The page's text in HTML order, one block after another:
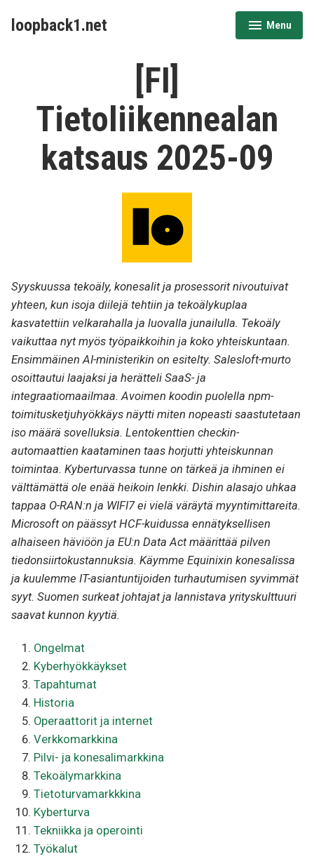
loopback1.net Menu
expanded
collapsed
[FI]
Tietoliikennealan
katsaus 2025-09
Syyskuussa tekoäly, konesalit ja prosessorit nivoutuivat
yhteen, kun isoja diilejä tehtiin ja tekoälykuplaa
kasvatettiin velkarahalla ja luovalla junailulla. Tekoäly
vaikuttaa nyt myös työpaikkoihin ja koko yhteiskuntaan.
Ensimmäinen AI-ministerikin on esitelty. Salesloft-murto
osoittautui laajaksi ja herätteli SaaS- ja
integraatiomaailmaa. Avoimen koodin puolella npm-
toimitusketjuhyökkäys näytti miten nopeasti saastutetaan
iso määrä sovelluksia. Lentokenttien checkin-
automaattien kaataminen taas horjutti yhteiskunnan
toimintaa. Kyberturvassa tunne on tärkeä ja ihminen ei
välttämättä ole enää heikoin lenkki. Dishin alasajo uhkaa
tappaa O-RAN:n ja WIFI7 ei vielä väräytä myyntimittareita.
Microsoft on päässyt HCF-kuidussa ennätyksellisen
alhaiseen häviöön ja EU:n Data Act määrittää pilven
tiedonsiirtokustannuksia. Käymme Equinixin konesalissa
ja kuulemme IT-asiantuntijoiden turhautumisen syvimmät
syyt. Suomen surkeat johtajat ja lannistava yrityskulttuuri
saavat kunnon kyytiä.
Ongelmat
Kyberhyökkäykset
Tapahtumat
Historia
Operaattorit ja internet
Verkkomarkkina
Pilvi- ja konesalimarkkina
Tekoälymarkkina
Tietoturvamarkkkina
Kyberturva
Tekniikka ja operointi
Työkalut